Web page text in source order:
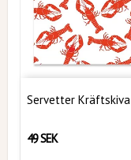
Servetter Kräftskiva
49 SEK